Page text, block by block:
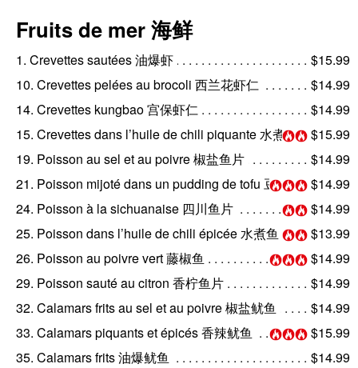
Fruits de mer 海鲜
1. Crevettes sautées 油爆虾
$15.99
10. Crevettes pelées au brocoli 西兰花虾仁
$14.99
14. Crevettes kungbao 宫保虾仁
$14.99
15. Crevettes dans l’huile de chili piquante 水煮虾仁$15.99
19. Poisson au sel et au poivre 椒盐鱼片
$14.99
21. Poisson mijoté dans un pudding de tofu 豆花鱼 $14.99
24. Poisson à la sichuanaise 四川鱼片
$14.99
25. Poisson dans l’huile de chili épicée 水煮鱼
$13.99
26. Poisson au poivre vert 藤椒鱼
$14.99
29. Poisson sauté au citron 香柠鱼片
$14.99
32. Calamars frits au sel et au poivre 椒盐鱿鱼
$14.99
33. Calamars piquants et épicés 香辣鱿鱼
$15.99
35. Calamars frits 油爆鱿鱼
$14.99